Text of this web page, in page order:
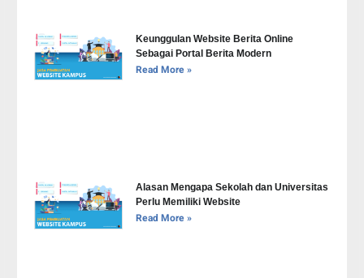
Keunggulan Website Berita Online
Sebagai Portal Berita Modern
Read More »
Alasan Mengapa Sekolah dan Universitas
Perlu Memiliki Website
Read More »